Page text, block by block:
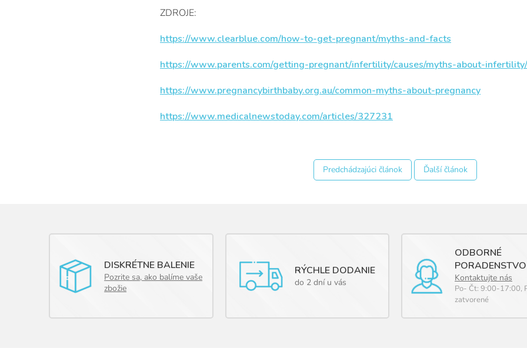
ZDROJE:
https://www.clearblue.com/how-to-get-pregnant/myths-and-facts
https://www.parents.com/getting-pregnant/infertility/causes/myths-about-infertility/
https://www.pregnancybirthbaby.org.au/common-myths-about-pregnancy
https://www.medicalnewstoday.com/articles/327231
Predchádzajúci článok Ďalší článok
DISKRÉTNE BALENIE
Pozrite sa, ako balíme vaše
zbožie
RÝCHLE DODANIE
do 2 dní u vás
ODBORNÉ
PORADENSTVO
Kontaktujte nás
Po- Čt: 9:00-17:00,
zatvorené